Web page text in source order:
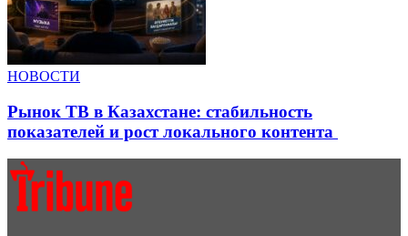
НОВОСТИ
Рынок ТВ в Казахстане: стабильность
показателей и рост локального контента